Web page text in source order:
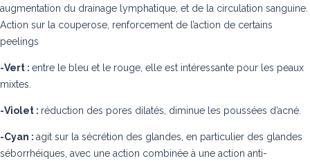
augmentation du drainage lymphatique, et de la circulation sanguine.
Action sur la couperose, renforcement de l’action de certains
peelings
-Vert : entre le bleu et le rouge, elle est intéressante pour les peaux
mixtes.
-Violet : réduction des pores dilatés, diminue les poussées d’acné.
-Cyan : agit sur la sécrétion des glandes, en particulier des glandes
séborrhéiques, avec une action combinée à une action anti-